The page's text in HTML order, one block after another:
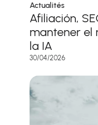
Actualités
Afiliación,
mantener el
la IA
30/04/2026